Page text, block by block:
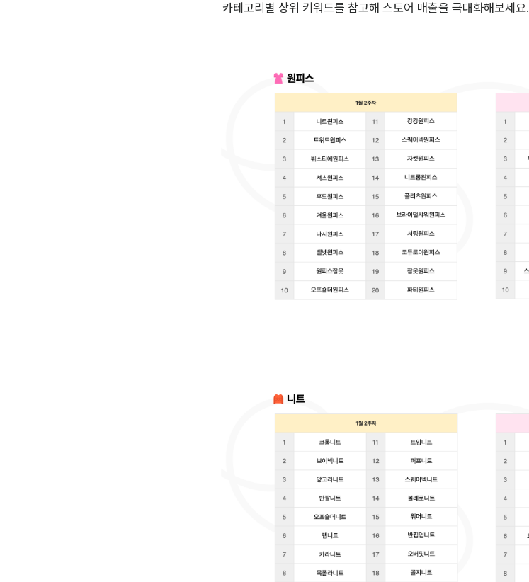
카테고리별 상위 키워드를 참고해 스토어 매출을 극대화해보세요.